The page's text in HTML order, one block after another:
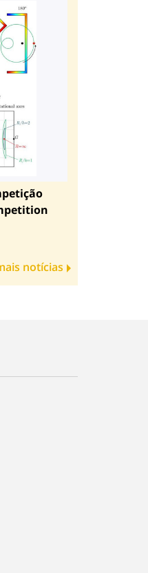
notícias